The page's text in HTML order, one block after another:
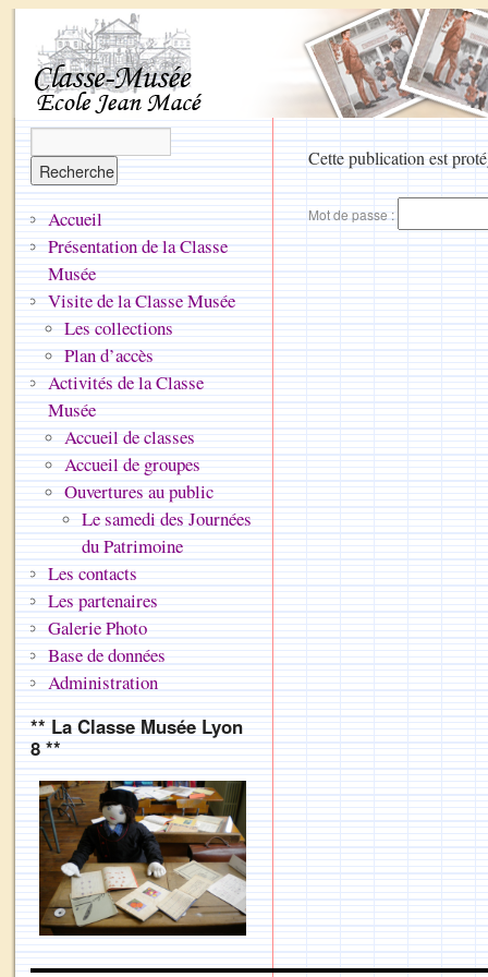
Cette publication est
Mot de passe :
Accueil
Présentation de la Classe
Musée
Visite de la Classe Musée
Les collections
Plan d’accès
Activités de la Classe
Musée
Accueil de classes
Accueil de groupes
Ouvertures au public
Le samedi des Journées
du Patrimoine
Les contacts
Les partenaires
Galerie Photo
Base de données
Administration
** La Classe Musée Lyon
8 **